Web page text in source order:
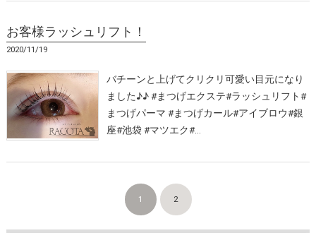
お客様ラッシュリフト！
2020/11/19
バチーンと上げてクリクリ可愛い目元になり
ました♪♪ #まつげエクステ#ラッシュリフト#
まつげパーマ #まつげカール#アイブロウ#銀
座#池袋 #マツエク#…
1 2